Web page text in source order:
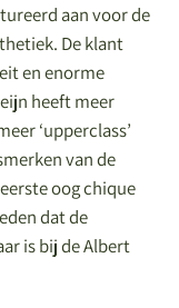
aan voor de
De klant
en enorme
heeft meer
‘upperclass’
van de
oog chique
dat de
is bij de Albert